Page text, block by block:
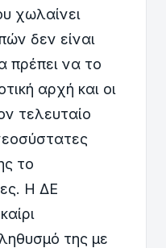
χωλαίνει
δεν είναι
πρέπει να το
αρχή και οι
τελευταίο
το
Η ΔΕ
της με